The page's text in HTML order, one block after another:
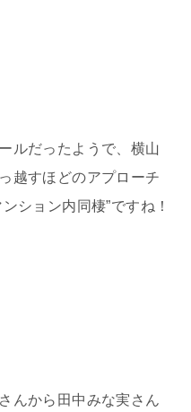
ルだったようで、横山
越すほどのアプローチ
ション内同棲”ですね！
んから田中みな実さん